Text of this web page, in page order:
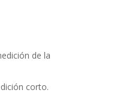
de la
corto.